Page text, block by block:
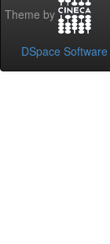
Theme by
DSpace Software